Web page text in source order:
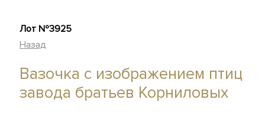
Лот №3925
Назад
Вазочка с изображением птиц
завода братьев Корниловых